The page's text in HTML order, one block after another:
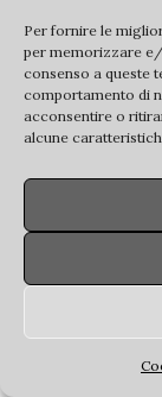
Per fornire le
per memorizzare
consenso a queste
comportamento di
acconsentire o
alcune
di